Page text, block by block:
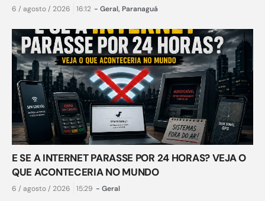
6 / agosto / 2026 16:12 - Geral, Paranaguá
E SE A INTERNET PARASSE POR 24 HORAS? VEJA O
QUE ACONTECERIA NO MUNDO
6 / agosto / 2026 15:29 - Geral